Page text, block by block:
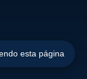
esta página